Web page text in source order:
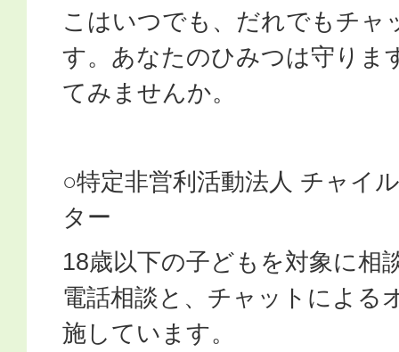
こはいつでも、だれでもチャ
す。あなたのひみつは守りま
てみませんか。
○特定非営利活動法人 チャイ
ター
18歳以下の子どもを対象に相
電話相談と、チャットによる
施しています。